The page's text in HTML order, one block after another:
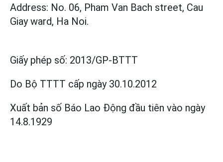
Address: No. 06, Pham Van Bach street, Cau
Giay ward, Ha Noi.
Giấy phép số: 2013/GP-BTTT
Do Bộ TTTT cấp ngày 30.10.2012
Xuất bản số Báo Lao Động đầu tiên vào ngày
14.8.1929